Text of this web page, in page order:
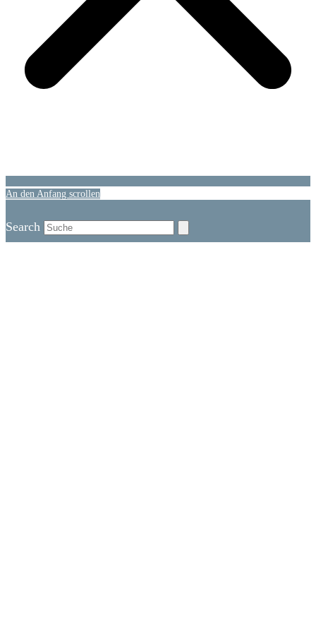
An den Anfang scrollen
Search